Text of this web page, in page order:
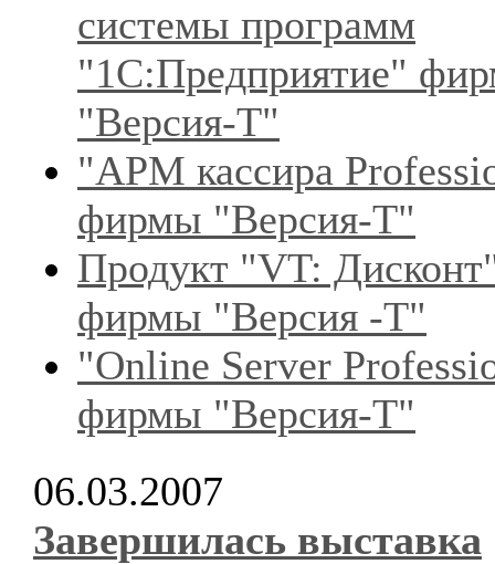
системы программ
"1C:Предприятие"
"Версия-Т"
"АРМ кассира
фирмы "Версия-Т"
Продукт "VT:
фирмы "Версия -Т"
"Online Server
фирмы "Версия-Т"
06.03.2007
Завершилась выставка